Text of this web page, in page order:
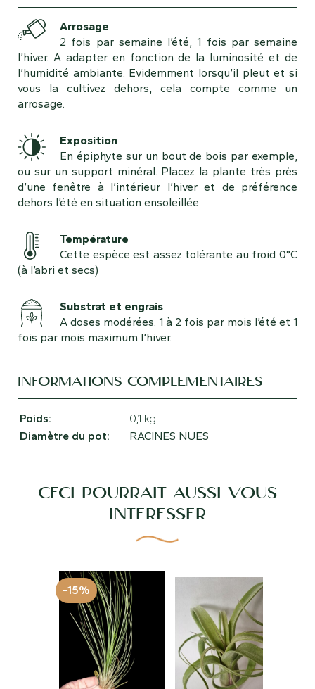
Arrosage
2 fois par semaine l’été, 1 fois par semaine
l’hiver. A adapter en fonction de la luminosité et de
l’humidité ambiante. Evidemment lorsqu’il pleut et si
vous la cultivez dehors, cela compte comme un
arrosage.
Exposition
En épiphyte sur un bout de bois par exemple,
ou sur un support minéral. Placez la plante très près
d’une fenêtre à l’intérieur l’hiver et de préférence
dehors l’été en situation ensoleillée.
Température
Cette espèce est assez tolérante au froid 0°C
(à l’abri et secs)
Substrat et engrais
A doses modérées. 1 à 2 fois par mois l’été et 1
fois par mois maximum l’hiver.
INFORMATIONS COMPLÉMENTAIRES
Poids
0,1 kg
Diamètre du pot
RACINES NUES
CECI POURRAIT AUSSI VOUS
INTÉRESSER
-15%